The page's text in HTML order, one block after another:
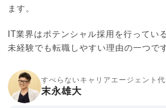
ます。
IT業界はポテンシャル採用を行ってい
未経験でも転職しやすい理由の一つで
すべらないキャリアエージェント代
末永雄大